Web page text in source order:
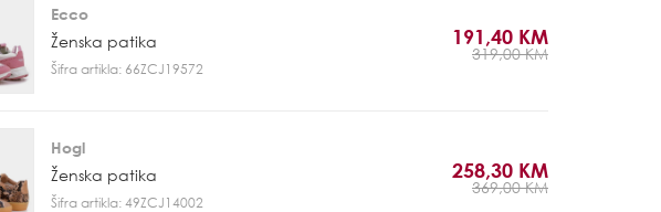
Ecco
Ženska patika
Šifra artikla: 66ZCJ19572
191,40 KM
319,00 KM
Hogl
Ženska patika
Šifra artikla: 49ZCJ14002
258,30 KM
369,00 KM